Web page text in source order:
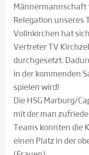
Männermannschaft
Relegation unseres
Vollnkirchen hat
Vertreter TV
durchgesetzt.
in der kommenden
spielen wird!
Die HSG Marburg/
mit der man
Teams konnten die
einen Platz in der